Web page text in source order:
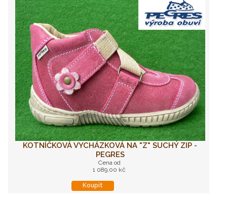
KOTNÍČKOVÁ VYCHÁZKOVÁ NA "Z" SUCHÝ ZIP -
PEGRES
Cena od
1 089,00 kč
Koupit